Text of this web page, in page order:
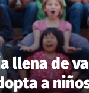
llena de
a